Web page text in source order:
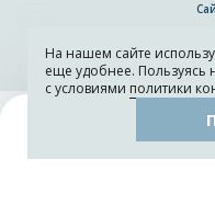
Каталог
Разработка
На нашем сайте
еще удобнее. Пользуясь
с условиями политики